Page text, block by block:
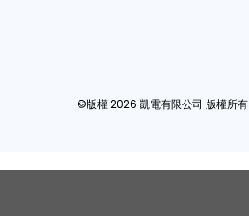
©版權 2026 凱電有限公司 版權所有